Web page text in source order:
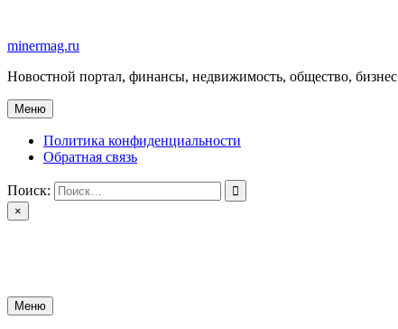
содержимому
minermag.ru
Новостной портал, финансы, недвижимость, общество, бизнес
Меню
Политика конфиденциальности
Обратная связь
Поиск:
×
Меню